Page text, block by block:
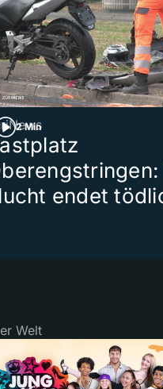
2 Min
endet
Welt